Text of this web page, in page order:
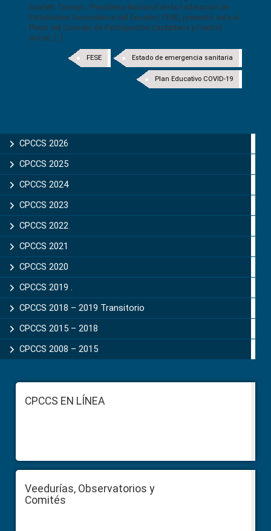
Scarlett Tamayo, Presidenta Nacional de la Federación de
Estudiantes Secundarios del Ecuador, FESE, presentó ante el
Pleno del Consejo de Participación Ciudadana y Control
Social, [...]
Estado de emergencia sanitaria
FESE
Plan Educativo COVID-19
CPCCS 2026
CPCCS 2025
CPCCS 2024
CPCCS 2023
CPCCS 2022
CPCCS 2021
CPCCS 2020
CPCCS 2019 .
CPCCS 2018 – 2019 Transitorio
CPCCS 2015 – 2018
CPCCS 2008 – 2015
FooterCPCCS EN LÍNEA
Veedurías, Observatorios y
Comités